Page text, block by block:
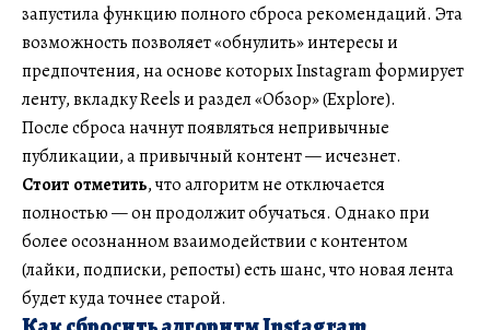
запустила функцию полного сброса рекомендаций. Эта
возможность позволяет «обнулить» интересы и
предпочтения, на основе которых Instagram формирует
ленту, вкладку Reels и раздел «Обзор» (Explore).
После сброса начнут появляться непривычные
публикации, а привычный контент — исчезнет.
Стоит отметить, что алгоритм не отключается
полностью — он продолжит обучаться. Однако при
более осознанном взаимодействии с контентом
(лайки, подписки, репосты) есть шанс, что новая лента
будет куда точнее старой.